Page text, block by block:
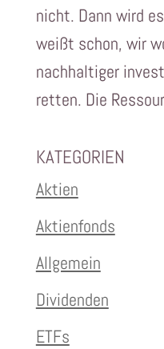
nicht. Dann wird
weißt schon, wir
nachhaltiger
retten. Die
KATEGORIEN
Aktien
Aktienfonds
Allgemein
Dividenden
ETFs